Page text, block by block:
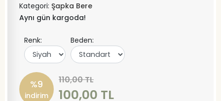
Kategori: Şapka Bere
Aynı gün kargoda!
Renk: Beden:
%9
indirim
110,00 TL
100,00 TL